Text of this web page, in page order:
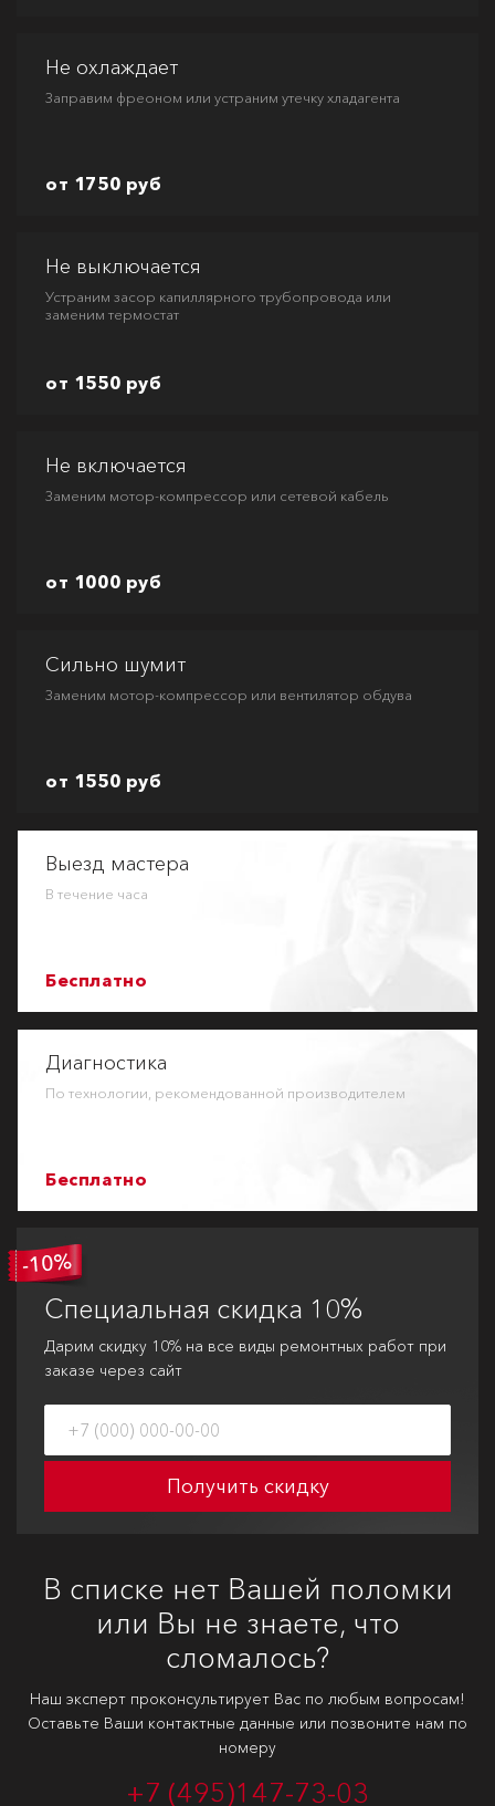
Не охлаждает
Заправим фреоном или устраним утечку хладагента
от 1750 руб
Не выключается
Устраним засор капиллярного трубопровода или
заменим термостат
от 1550 руб
Не включается
Заменим мотор-компрессор или сетевой кабель
от 1000 руб
Сильно шумит
Заменим мотор-компрессор или вентилятор обдува
от 1550 руб
Выезд мастера
В течение часа
Бесплатно
Диагностика
По технологии, рекомендованной производителем
Бесплатно
Специальная скидка 10%
Дарим скидку 10% на все виды ремонтных работ при
заказе через сайт
Получить скидку
В списке нет Вашей поломки
или Вы не знаете, что
сломалось?
Наш эксперт проконсультирует Вас по любым вопросам!
Оставьте Ваши контактные данные или позвоните нам по
номеру
+7 (495)147-73-03